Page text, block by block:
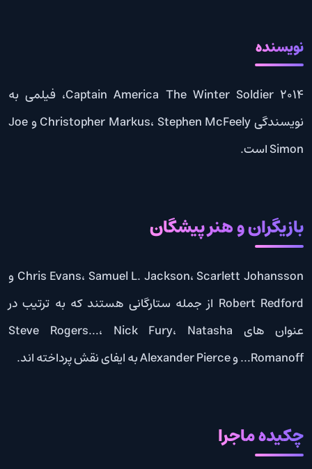
نویسنده
Captain America The Winter Soldier 2014، فیلمی به
نویسندگی Christopher Markus، Stephen McFeely و Joe
Simon است.
بازیگران و هنر پیشگان
Chris Evans، Samuel L. Jackson، Scarlett Johansson و
Robert Redford از جمله ستارگانی هستند که به ترتیب در
عنوان های Steve Rogers…، Nick Fury، Natasha
Romanoff… و Alexander Pierce به ایفای نقش پرداخته اند.
چکیده ماجرا